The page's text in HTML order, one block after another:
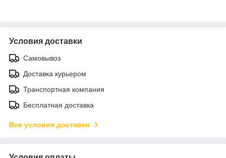
Условия доставки
Самовывоз
Доставка курьером
Транспортная компания
Бесплатная доставка
Все условия доставки